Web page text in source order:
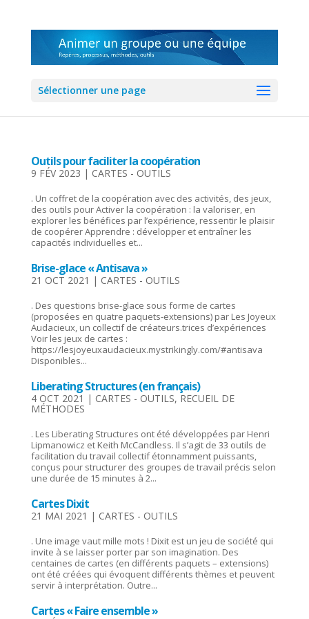
Sélectionner une page
Outils pour faciliter la coopération
9 FÉV 2023 | CARTES - OUTILS
. Un coffret de la coopération avec des activités, des jeux,
des outils pour Activer la coopération : la valoriser, en
explorer les bénéfices par l’expérience, ressentir le plaisir
de coopérer Apprendre : développer et entraîner les
capacités individuelles et...
Brise-glace « Antisava »
21 OCT 2021 | CARTES - OUTILS
. Des questions brise-glace sous forme de cartes
(proposées en quatre paquets-extensions) par Les Joyeux
Audacieux, un collectif de créateurs.trices d’expériences
Voir les jeux de cartes :
https://lesjoyeuxaudacieux.mystrikingly.com/#antisava
Disponibles...
Liberating Structures (en français)
4 OCT 2021 | CARTES - OUTILS, RECUEIL DE
MÉTHODES
. Les Liberating Structures ont été développées par Henri
Lipmanowicz et Keith McCandless. Il s’agit de 33 outils de
facilitation du travail collectif étonnamment puissants,
conçus pour structurer des groupes de travail précis selon
une durée de 15 minutes à 2...
Cartes Dixit
21 MAI 2021 | CARTES - OUTILS
. Une image vaut mille mots ! Dixit est un jeu de société qui
invite à se laisser porter par son imagination. Des
centaines de cartes (en différents paquets – extensions)
ont été créées qui évoquent différents thèmes et peuvent
servir à interprétation. Outre...
Cartes « Faire ensemble »